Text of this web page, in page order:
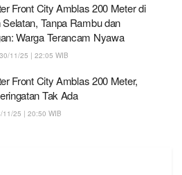
Front City Amblas 200 Meter di
Tanpa Rambu dan
Warga Terancam Nyawa
11/25 | 22:05 WIB
Front City Amblas 200 Meter,
Tak Ada
11/25 | 20:50 WIB